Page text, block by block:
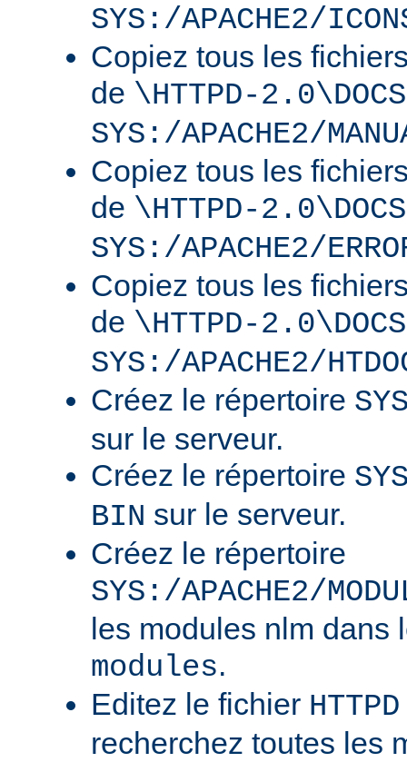
SYS:/APACHE2/
Copiez tous les
de \HTTPD-
SYS:/APACHE2/
Copiez tous les
de \HTTPD-
SYS:/APACHE2/
Copiez tous les
de \HTTPD-
SYS:/APACHE2/
Créez le répertoire
sur le serveur.
Créez le répertoire
BIN sur le serveur.
Créez le répertoire
SYS:/APACHE2/
les modules nlm dans
modules.
Editez le fichier
recherchez toutes les